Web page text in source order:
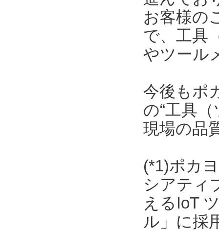
お客様の
で、工具
やツール
今後もポ
の“工具
現場の品
(*1)ポカ
シアティ
えるIoT
ル」に採